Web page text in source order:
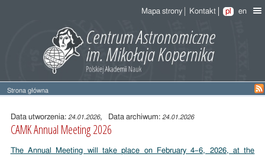
Mapa strony Kontakt pl en
Strona główna
Treść
wpisuData utworzenia: 24.01.2026, Data archiwum: 24.01.2026
CAMK Annual Meeting 2026
The Annual Meeting will take place on February 4–6, 2026, at the